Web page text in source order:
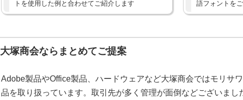
トを使用した例と合わせてご紹介します
語フォントを
大塚商会ならまとめてご提案
Adobe製品やOffice製品、ハードウェアなど大塚商会ではモリサ
品を取り扱っています。取引先が多く管理が面倒などございまし